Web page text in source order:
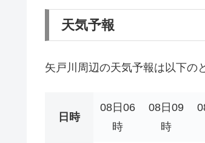
天気予報
矢戸川周辺の天気予報は以下の
日時
08日06
時
08日09
時